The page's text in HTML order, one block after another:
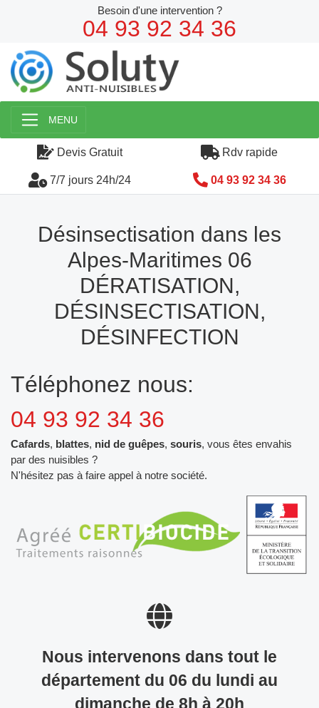
MENU
Devis Gratuit Rdv rapide
7/7 jours 24h/24 04 93 92 34 36
Désinsectisation dans les
Alpes-Maritimes 06
DÉRATISATION,
DÉSINSECTISATION,
DÉSINFECTION
Téléphonez nous:
04 93 92 34 36
Cafards, blattes, nid de guêpes, souris, vous êtes envahis
par des nuisibles ?
N'hésitez pas à faire appel à notre société.
Nous intervenons dans tout le
département du 06 du lundi au
dimanche de 8h à 20h
Besoin d'une intervention ?
04 93 92 34 36